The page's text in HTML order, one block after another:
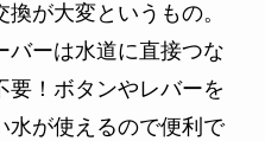
が大変というもの。
バーは水道に直接つな
要！ボタンやレバーを
水が使えるので便利で